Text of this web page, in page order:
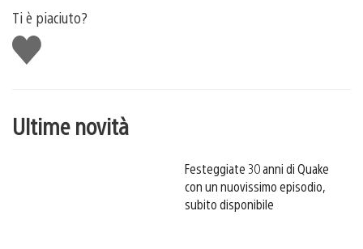
Ti è piaciuto?
Mi
piace
Ultime novità
Festeggiate 30 anni di Quake
con un nuovissimo episodio,
subito disponibile